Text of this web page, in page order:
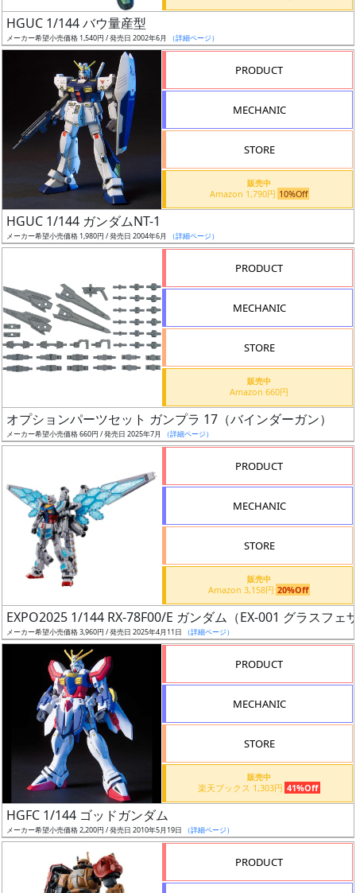
日
発
売
シュ
通知
ギ
ャ
ラ
ー
あ
り
価
定
予
発
割
引
HGUC 1/144 バウ量産型
メーカー希望小売価格 1,540円 / 発売日 2002年6月 （詳細ページ）
PRODUCT
MECHANIC
STORE
販売中
Amazon 1,790円 10%Off
HGUC 1/144 ガンダムNT-1
メーカー希望小売価格 1,980円 / 発売日 2004年6月 （詳細ページ）
PRODUCT
MECHANIC
STORE
販売中
Amazon 660円
オプションパーツセット ガンプラ 17（バインダーガン）
メーカー希望小売価格 660円 / 発売日 2025年7月 （詳細ページ）
PRODUCT
MECHANIC
STORE
販売中
Amazon 3,158円 20%Off
EXPO2025 1/144 RX-78F00/E ガンダム（EX-001 グラスフェ
メーカー希望小売価格 3,960円 / 発売日 2025年4月11日 （詳細ページ）
PRODUCT
MECHANIC
STORE
販売中
楽天ブックス 1,303円 41%Off
HGFC 1/144 ゴッドガンダム
メーカー希望小売価格 2,200円 / 発売日 2010年5月19日 （詳細ページ）
PRODUCT